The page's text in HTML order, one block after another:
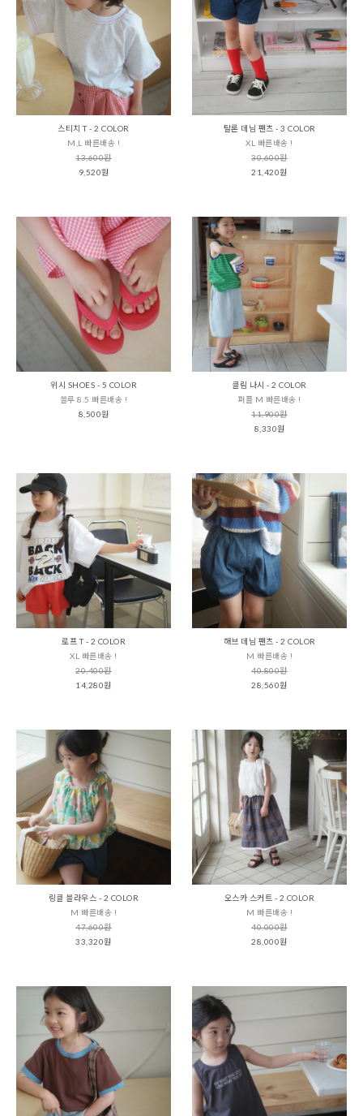
스티치 T - 2 COLOR
M,L 빠른배송 !
13,600원
9,520원
탈론 데님 팬츠 - 3 COLOR
XL 빠른배송 !
30,600원
21,420원
위시 SHOES - 5 COLOR
블루 8.5 빠른배송 !
8,500원
클림 나시 - 2 COLOR
퍼플 M 빠른배송 !
11,900원
8,330원
로프 T - 2 COLOR
XL 빠른배송 !
20,400원
14,280원
해브 데님 팬츠 - 2 COLOR
M 빠른배송 !
40,800원
28,560원
링클 블라우스 - 2 COLOR
M 빠른배송 !
47,600원
33,320원
오스카 스커트 - 2 COLOR
M 빠른배송 !
40,000원
28,000원